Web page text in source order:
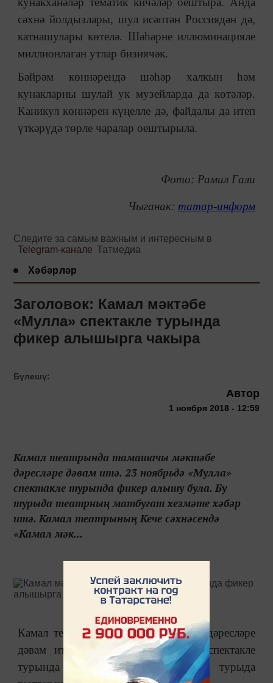
сәхнә йолдызлары, шул исәптән Россиядән дә,
катнашулары көтелә. Шәһәрне иллюминацияле
миллионлаган утлар бизиячәк.
Бәйрәм көннәрендә шәһәр халкын һәм
кунакларны шулай ук музейларда да көтәләр.
Каникул көннәрен күңелле дә, файдалы да итеп
үткәрүдә төрле чаралар оештырыла.
Фото: Рамил Гали
Чыганак: татар-информ
Следите за самым важным и интересным в
Telegram-канале Татмедиа
Хәбәрләр
Заголовок: Камал мәктәбе
«Мулла» спектакле турында
фикер алышырга чакыра
Бүлешү:
Автор
1 ноября 2018 - 12:59
Камал театрында тамашачы мәктәбе
дәресләре дәвам итә. 23 ноябрьдә «Мулла»
спектакле турында фикер алышу була. Бу
турыда театрның матбугат хезмәте хәбәр
итә. Камал театрының Кече сәхнәсендә
«Камал мәк...
Камал театрында тамашачы мәктәбе дәресләре
дәвам итә. 23 ноябрьдә «Мулла» спектакле
турында фикер алышу була. Бу турыда